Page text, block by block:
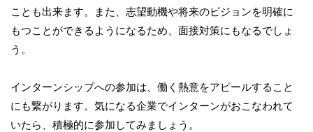
ことも出来ます。また、志望動機や将来のビジョンを明確に
もつことができるようになるため、面接対策にもなるでしょ
う。
インターンシップへの参加は、働く熱意をアピールすること
にも繋がります。気になる企業でインターンがおこなわれて
いたら、積極的に参加してみましょう。